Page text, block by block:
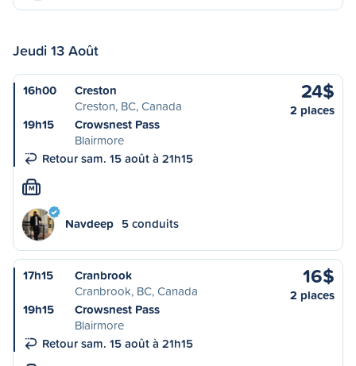
Jeudi 13 Août
16h00
Creston
Creston, BC, Canada
19h15
Crowsnest Pass
Blairmore
Retour sam. 15 août à 21h15
24$
2 places
M
Navdeep 5 conduits
17h15
Cranbrook
Cranbrook, BC, Canada
19h15
Crowsnest Pass
Blairmore
Retour sam. 15 août à 21h15
16$
2 places